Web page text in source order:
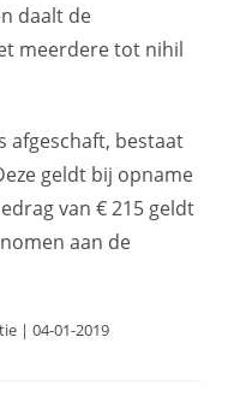
daalt de
meerdere tot nihil
afgeschaft, bestaat
geldt bij opname
van € 215 geldt
aan de
| 04-01-2019